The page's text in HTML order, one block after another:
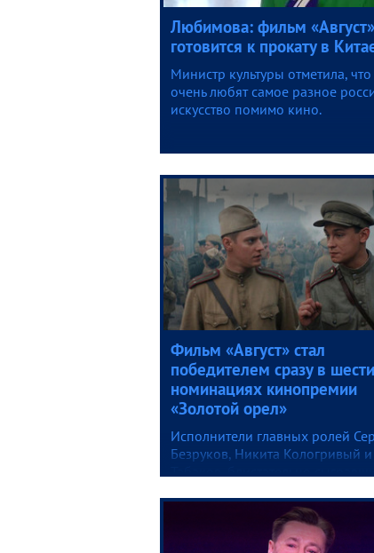
Любимова: фильм «Август»
готовится к прокату в
Министр культуры отметила,
очень любят самое разное
искусство помимо кино.
Фильм «Август» стал
победителем сразу в шести
номинациях кинопремии
«Золотой орел»
Исполнители главных ролей
Безруков, Никита Кологривый
лучшими актерами.